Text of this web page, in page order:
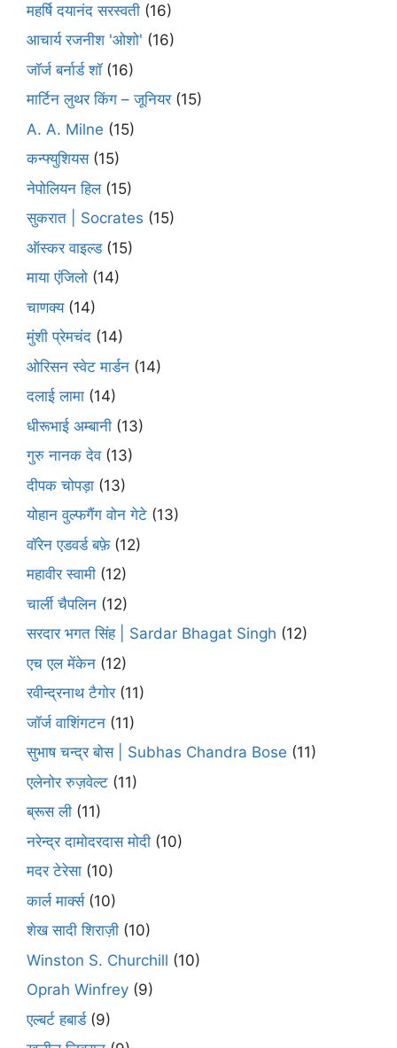
महर्षि दयानंद सरस्वती (16)
आचार्य रजनीश 'ओशो' (16)
जॉर्ज बर्नार्ड शॉ(16)
मार्टिन लुथर किंग – जूनियर(15)
A. A. Milne (15)
कन्फ्युशियस(15)
नेपोलियन हिल(15)
सुकरात | Socrates (15)
ऑस्कर वाइल्ड(15)
माया एंजिलो (14)
चाणक्य(14)
मुंशी प्रेमचंद (14)
ओरिसन स्‍वेट मार्डन (14)
दलाई लामा (14)
धीरूभाई अम्बानी (13)
गुरु नानक देव(13)
दीपक चोपड़ा (13)
योहान वुल्फगैंग वोन गेटे (13)
वॉरेन एडवर्ड बफ़े(12)
महावीर स्वामी (12)
चार्ली चैपलिन (12)
सरदार भगत सिंह | Sardar Bhagat Singh (12)
एच एल मेंकेन (12)
रवीन्द्रनाथ टैगोर(11)
जॉर्ज वाशिंगटन (11)
सुभाष चन्द्र बोस | Subhas Chandra Bose (11)
एलेनोर रुज़वेल्ट (11)
ब्रूस ली (11)
नरेन्द्र दामोदरदास मोदी (10)
मदर टेरेसा (10)
कार्ल मार्क्स(10)
शेख सादी शिराज़ी (10)
Winston S. Churchill (10)
Oprah Winfrey (9)
एल्बर्ट हबार्ड(9)